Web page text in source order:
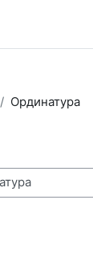
Ординатура
курса